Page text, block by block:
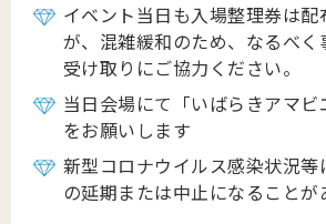
イベント当日も入場整理券は
が、混雑緩和のため、なるべく
受け取りにご協力ください。
当日会場にて「いばらきアマ
をお願いします
新型コロナウイルス感染状況等
の延期または中止になることが